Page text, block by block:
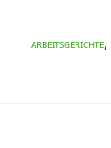
Arbeitsgerichte,